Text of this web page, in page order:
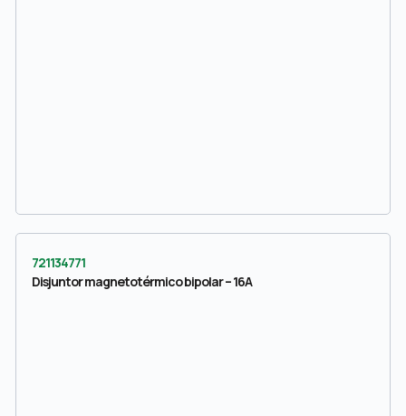
721134771
Disjuntor magnetotérmico bipolar – 16A